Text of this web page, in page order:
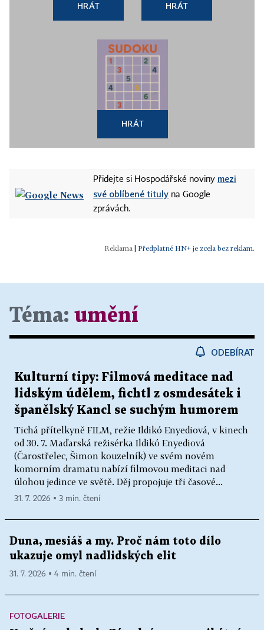
HRÁT HRÁT
HRÁT
Přidejte si Hospodářské noviny mezi
své oblíbené tituly na Google
zprávách.
Předplatné HN+ je zcela bez reklam.
Téma: umění
ODEBÍRAT
Kulturní tipy: Filmová meditace nad
lidským údělem, fichtl z osmdesátek i
španělský Kancl se suchým humorem
Tichá přítelkyně FILM, režie Ildikó Enyediová, v kinech
od 30. 7. Maďarská režisérka Ildikó Enyediová
(Čarostřelec, Šimon kouzelník) ve svém novém
komorním dramatu nabízí filmovou meditaci nad
úlohou jedince ve světě. Děj propojuje tři časové...
31. 7. 2026 ▪ 3 min. čtení
Duna, mesiáš a my. Proč nám toto dílo
ukazuje omyl nadlidských elit
31. 7. 2026 ▪ 4 min. čtení
FOTOGALERIE